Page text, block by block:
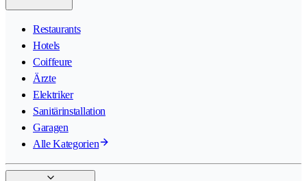
Restaurants
Hotels
Coiffeure
Ärzte
Elektriker
Sanitärinstallation
Garagen
Alle Kategorien